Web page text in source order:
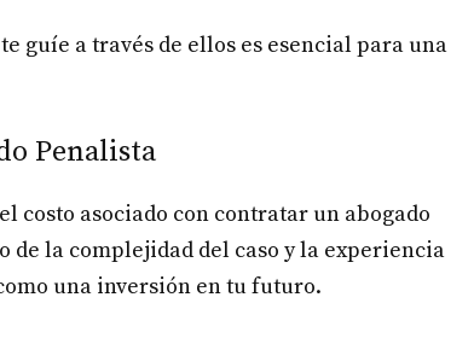
guíe a través de ellos es esencial para una
Penalista
costo asociado con contratar un abogado
la complejidad del caso y la experiencia
una inversión en tu futuro.